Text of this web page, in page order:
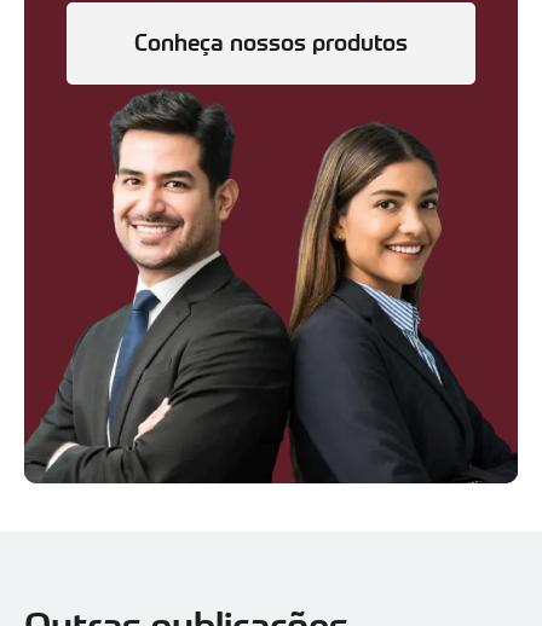
Conheça nossos produtos